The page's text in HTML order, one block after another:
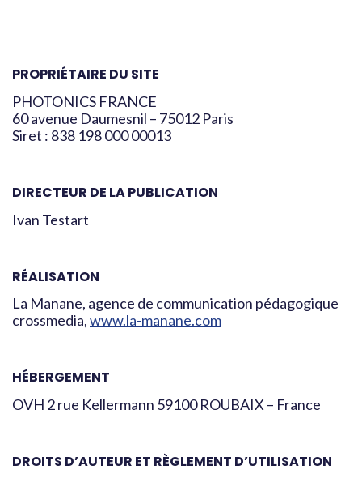
PROPRIÉTAIRE DU SITE
PHOTONICS FRANCE
60 avenue Daumesnil – 75012 Paris
Siret : 838 198 000 00013
DIRECTEUR DE LA PUBLICATION
Ivan Testart
RÉALISATION
La Manane, agence de communication pédagogique
crossmedia,www.la-manane.com
HÉBERGEMENT
OVH 2 rue Kellermann 59100 ROUBAIX – France
DROITS D’AUTEUR ET RÈGLEMENT D’UTILISATION